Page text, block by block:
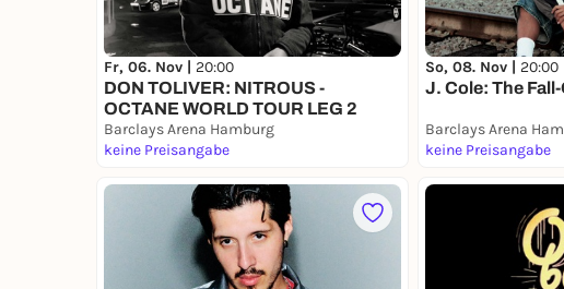
Fr, 06. Nov | 20:00
DON TOLIVER: NITROUS -
OCTANE WORLD TOUR LEG 2
Barclays Arena Hamburg
keine Preisangabe
So, 08. Nov | 20:00
J. Cole: The
Barclays Arena
keine Preisangabe